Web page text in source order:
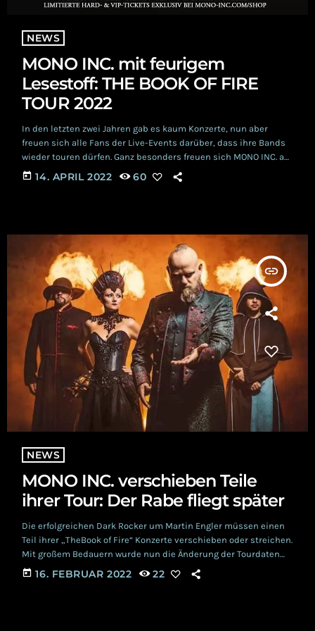
NEWS
MONO INC. mit feurigem
Lesestoff: THE BOOK OF FIRE
TOUR 2022
In den letzten zwei Jahren gab es kaum Konzerte, nun aber
freuen sich alle Fans der Live-Events darüber, dass ihre Bands
wieder touren dürfen. Ganz besonders freuen sich MONO INC. auf
ihre künftigen Auftritte , mussten sie, wie auch zahlreiche
andere Bands, ihre Tour bedauerlicherweise immer wieder
today 14. APRIL 2022 60
insert_link
NEWS
MONO INC. verschieben Teile
ihrer Tour: Der Rabe fliegt später
Die erfolgreichen Dark Rocker um Martin Engler müssen einen
Teil ihrer „TheBook of Fire“ Konzerte verschieben oder streichen.
Mit großem Bedauern wurde nun die Änderung der Tourdaten
bekannt gegeben. Dazu hat die Band folgendes Statement
veröffentlicht: „Liebe Raben, der Rest der Welt erklärt die
today 16. FEBRUAR 2022 22